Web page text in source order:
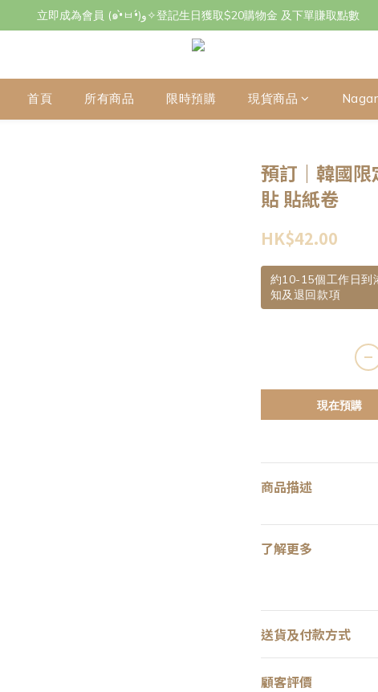
立即成為會員 (๑•̀ㅂ•́)و✧登記生日獲取$20購物金 及下單賺取點數
立即成為會員 (๑•̀ㅂ•́)و✧登記生日獲取$20購物金 及下單賺取點數
7月29日至8月3日期間因店主不在港將暫停交收及寄件，感謝~
立即成為會員 (๑•̀ㅂ•́)و✧登記生日獲取$20購物金 及下單賺取點數
首頁 所有商品 限時預購 現貨商品
預訂｜韓國
貼 貼紙卷
HK$42.00
約10-15個工作日到
知及退回款項
現在預購
商品描述
了解更多
送貨及付款方式
顧客評價